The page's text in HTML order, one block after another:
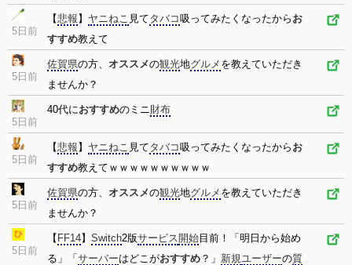
5日前
【悲報 】 ヤニねこ 見てタバコ吸ってみたくなったから お
すすめ教えて
5日前
佐賀県の方、 オススメの観光地グルメ を教えていただき
ませんか？
5日前
40代におすすめのミニ財布
5日前
【悲報 】 ヤニねこ 見てタバコ吸ってみたくなったから お
すすめ教えてｗｗｗｗｗｗｗｗｗｗ
5日前
佐賀県の方、 オススメの観光地グルメ を教えていただき
ませんか？
5日前
【 FF14】 Switch2版サービス開始目前！「明日から始め
る」「 サーバーはどこがおすすめ ？」 新規ユーザーの質